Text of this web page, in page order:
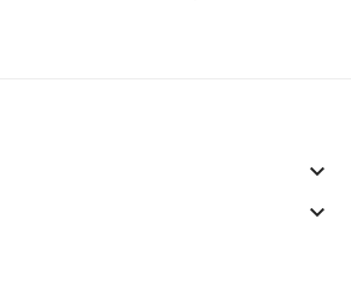
keyboard_arrow_down
keyboard_arrow_down